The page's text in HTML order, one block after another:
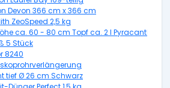
Devon 366 cm x 366 cm
ZeoSpeed 2,5 kg
ca. 60 - 80 cm Topf ca. 2 l Pyracantha
5 Stück
8240
tief Ø 26 cm Schwarz